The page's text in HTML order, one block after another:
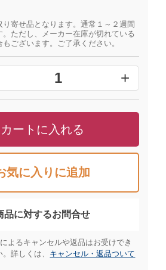
寄せ品となります。通常１～２週間
ただし、メーカー在庫が切れている
ございます。ご了承ください。
1 +
カートに入れる
気に入りに追加
品に対するお問合せ​
よるキャンセルや返品はお受けでき
詳しくは、 キャンセル・返品ついて